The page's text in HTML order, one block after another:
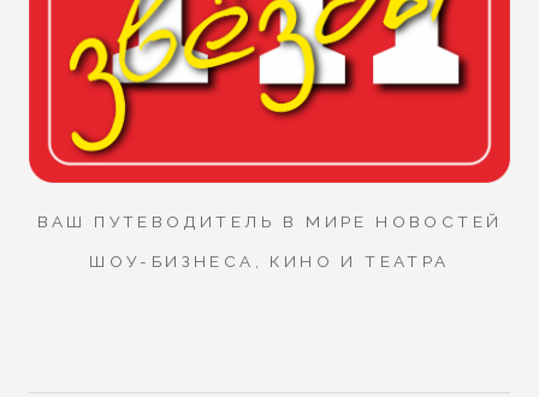
ВАШ ПУТЕВОДИТЕЛЬ В МИРЕ НОВОСТЕЙ
ШОУ-БИЗНЕСА, КИНО И ТЕАТРА